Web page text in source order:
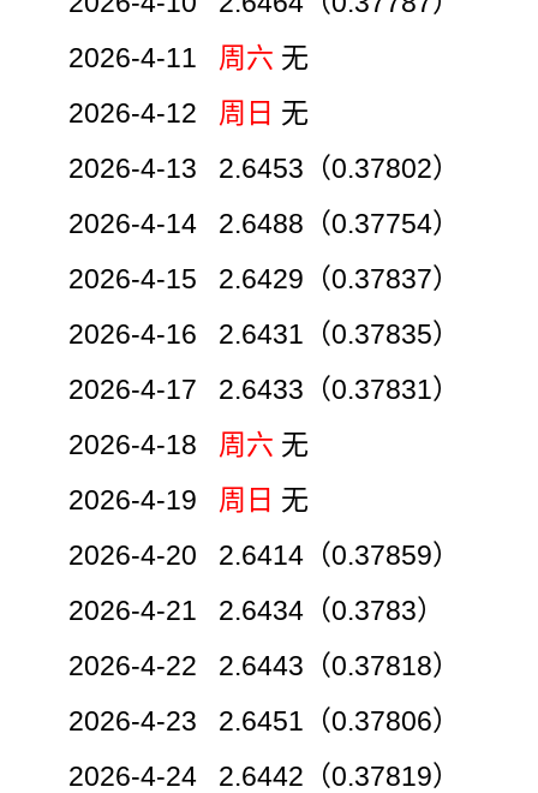
2026-4-11 周六 无
2026-4-12 周日 无
2026-4-13 2.6453（0.37802）
2026-4-14 2.6488（0.37754）
2026-4-15 2.6429（0.37837）
2026-4-16 2.6431（0.37835）
2026-4-17 2.6433（0.37831）
2026-4-18 周六 无
2026-4-19 周日 无
2026-4-20 2.6414（0.37859）
2026-4-21 2.6434（0.3783）
2026-4-22 2.6443（0.37818）
2026-4-23 2.6451（0.37806）
2026-4-24 2.6442（0.37819）